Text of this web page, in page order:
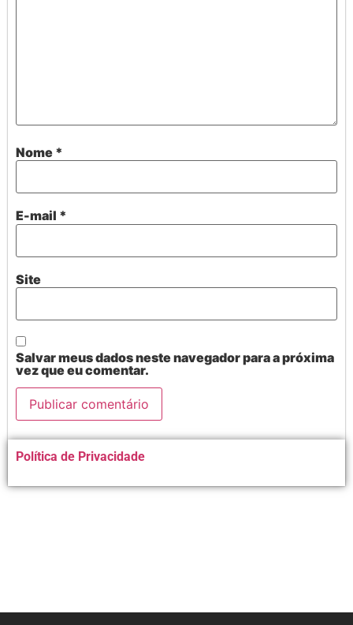
Nome *
E-mail *
Site
Salvar meus dados neste navegador para a próxima
vez que eu comentar.
Alternative:
Política de Privacidade